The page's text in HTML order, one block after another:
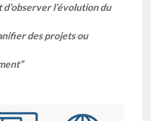
l’évolution du
des projets ou